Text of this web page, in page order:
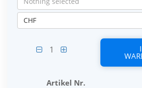
CHF
1
Artikel Nr.